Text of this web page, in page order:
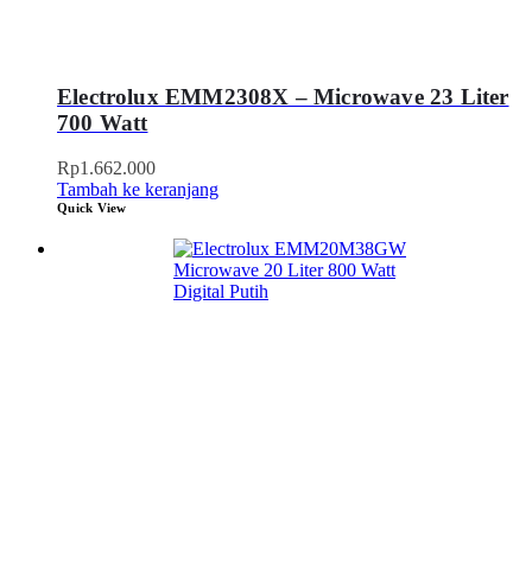
Electrolux EMM2308X – Microwave 23 Liter
700 Watt
Rp1.662.000
Tambah ke keranjang
Quick View